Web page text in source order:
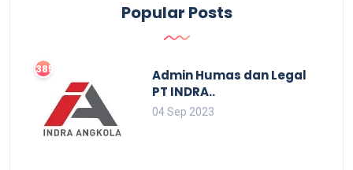
Popular Posts
3859
Admin Humas dan Legal
PT INDRA..
04 Sep 2023